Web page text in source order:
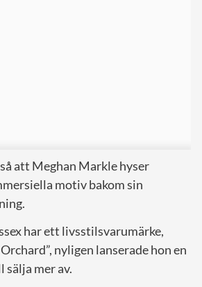
att Meghan Markle hyser
motiv bakom sin
har ett livsstilsvarumärke,
nyligen lanserade hon en
sälja mer av.